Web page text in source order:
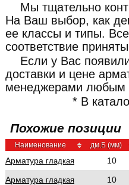
Мы тщательно
На Ваш выбор, как
ее классы и типы.
соответствие
Если у Вас
доставки и цене
менеджерами любым
* В
Похожие позиции
Наименование дм.Б (мм)
Арматура гладкая 10
Арматура гладкая 10